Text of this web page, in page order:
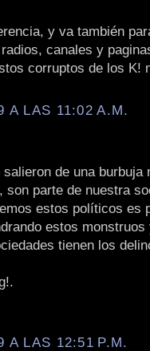
y va también
canales y
corruptos de los K!
A LAS 11:02 A.M.
de una burbuja
son parte de nuestra
estos políticos es
estos
tienen los
A LAS 12:51 P.M.